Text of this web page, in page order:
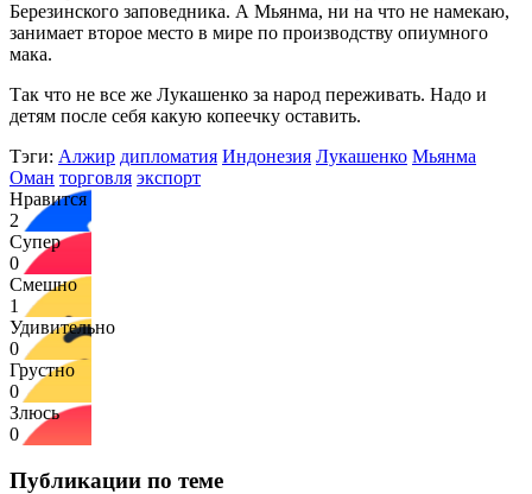
Березинского заповедника. А Мьянма, ни на что не намекаю,
занимает второе место в мире по производству опиумного
мака.
Так что не все же Лукашенко за народ переживать. Надо и
детям после себя какую копеечку оставить.
Тэги: Алжир дипломатия Индонезия Лукашенко Мьянма
Оман торговля экспорт
Нравится
2
Супер
0
Смешно
1
Удивительно
0
Грустно
0
Злюсь
0
Публикации по теме